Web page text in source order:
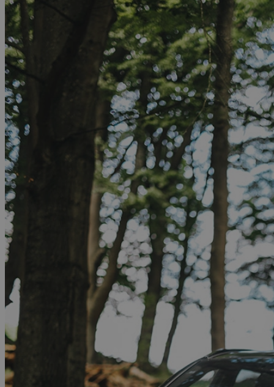
puslapyje.